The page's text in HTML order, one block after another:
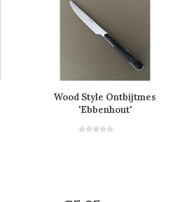
Wood Style Ontbijtmes
'Ebbenhout'